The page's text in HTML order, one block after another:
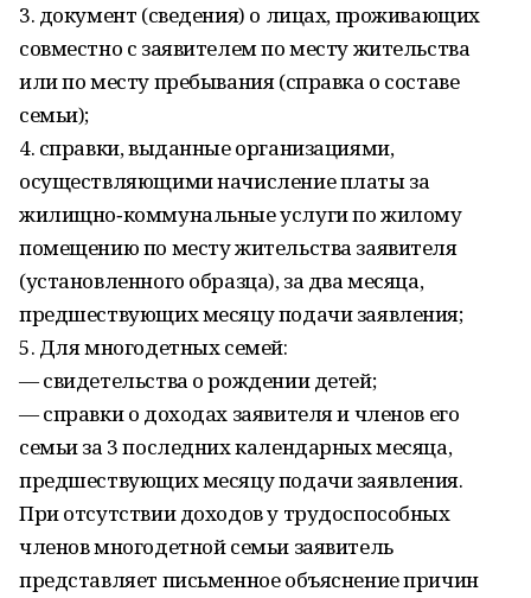
3. документ (сведения) о лицах, проживающих
совместно с заявителем по месту жительства
или по месту пребывания (справка о составе
семьи);
4. справки, выданные организациями,
осуществляющими начисление платы за
жилищно‑коммунальные услуги по жилому
помещению по месту жительства заявителя
(установленного образца), за два месяца,
предшествующих месяцу подачи заявления;
5. Для многодетных семей:
— свидетельства о рождении детей;
— справки о доходах заявителя и членов его
семьи за 3 последних календарных месяца,
предшествующих месяцу подачи заявления.
При отсутствии доходов у трудоспособных
членов многодетной семьи заявитель
представляет письменное объяснение причин